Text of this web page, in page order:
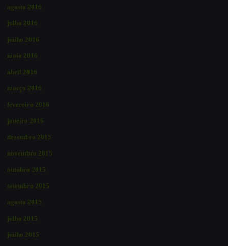
agosto 2016
julho 2016
junho 2016
maio 2016
abril 2016
março 2016
fevereiro 2016
janeiro 2016
dezembro 2015
novembro 2015
outubro 2015
setembro 2015
agosto 2015
julho 2015
junho 2015